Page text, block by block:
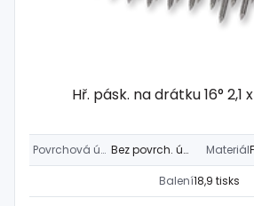
Hř. pásk. na drátku 16° 2,1
Povrchová úprava Bez povrch. úpravy Materiál
Balení18,9 tisks